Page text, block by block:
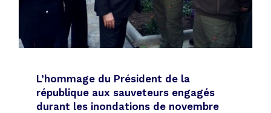
L’hommage du Président de la
république aux sauveteurs engagés
durant les inondations de novembre